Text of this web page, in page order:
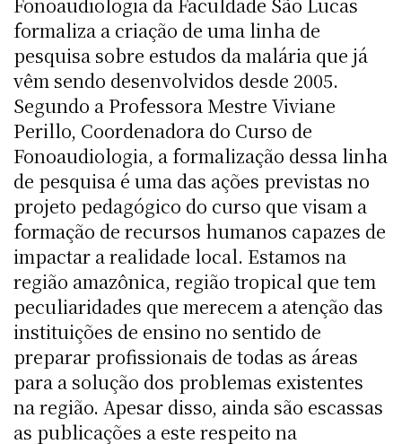
formaliza a criação de uma linha de
pesquisa sobre estudos da malária que já
vêm sendo desenvolvidos desde 2005.
Segundo a Professora Mestre Viviane
Perillo, Coordenadora do Curso de
Fonoaudiologia, a formalização dessa linha
de pesquisa é uma das ações previstas no
projeto pedagógico do curso que visam a
formação de recursos humanos capazes de
impactar a realidade local. Estamos na
região amazônica, região tropical que tem
peculiaridades que merecem a atenção das
instituições de ensino no sentido de
preparar profissionais de todas as áreas
para a solução dos problemas existentes
na região. Apesar disso, ainda são escassas
as publicações a este respeito na